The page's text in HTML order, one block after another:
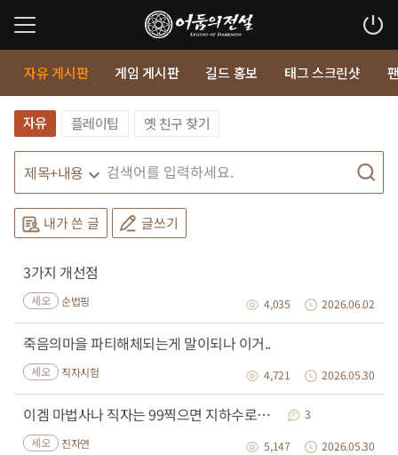
자유 게시판 게임 게시판 길드 홍보 태그 스크린샷
자유 플레이팁 옛 친구 찾기
내가 쓴 글 글쓰기
3가지 개선점
세오 순법핑 4,035 2026.06.02
죽음의마을 파티해체되는게 말이되나 이거..
세오 직자시험 4,721 2026.05.30
이겜 마법사나 직자는 99찍으면 지하수로에서
3
세오
진자연 5,147 2026.05.30